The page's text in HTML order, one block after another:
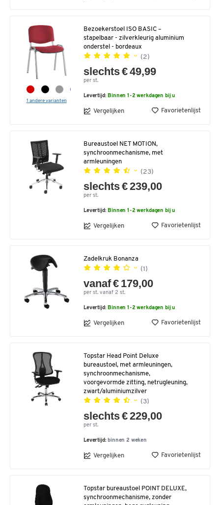
1 andere varianten
Bezoekerstoel ISO BASIC –
stapelbaar - zilverkleurig aluminium
onderstel - bordeaux
(2)
slechts € 49,99
per st.
Levertijd:Binnen 1-2 werkdagen bij u
Vergelijken Favorietenlijst
Bureaustoel NET MOTION,
synchroonmechanisme, met
armleuningen
(23)
slechts € 239,00
per st.
Levertijd:Binnen 1-2 werkdagen bij u
Vergelijken Favorietenlijst
Zadelkruk Bonanza
(1)
vanaf € 179,00
per st. vanaf 2 st.
Levertijd:Binnen 1-2 werkdagen bij u
Vergelijken Favorietenlijst
Topstar Head Point Deluxe
bureaustoel, met armleuningen,
synchroonmechanisme,
voorgevormde zitting, netrugleuning,
zwart/aluminiumzilver
(3)
slechts € 229,00
per st.
Levertijd:binnen 2 weken
Vergelijken Favorietenlijst
Topstar bureaustoel POINT DELUXE,
synchroonmechanisme, zonder